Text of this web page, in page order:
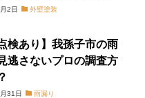
2日 外壁塗装
検あり】我孫子市の雨
逃さないプロの調査方
31日 雨漏り